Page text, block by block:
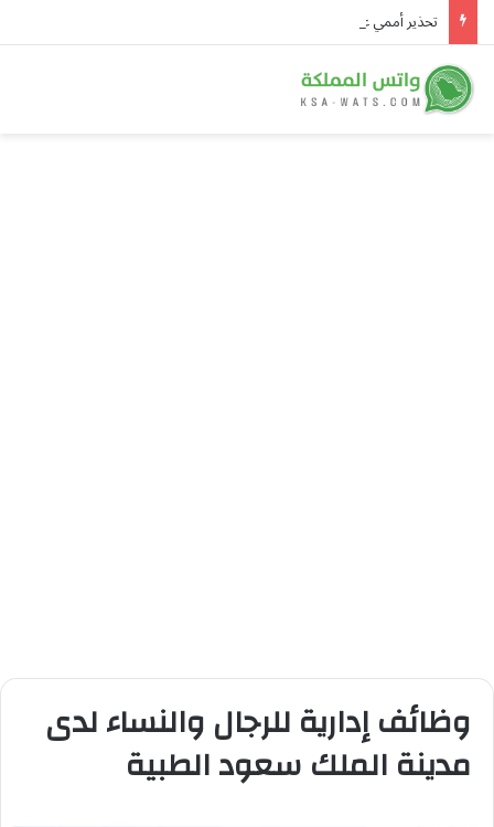
تحذير أممي عاجل من إيبولا في الكونغو.. 3,874 إصابة و1,751 وفاة
وظائف إدارية للرجال والنساء لدى
مدينة الملك سعود الطبية